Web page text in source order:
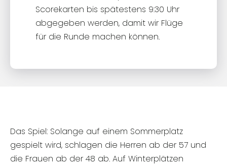
Scorekarten bis spätestens 9:30 Uhr
abgegeben werden, damit wir Flüge
für die Runde machen können.
Das Spiel: Solange auf einem Sommerplatz
gespielt wird, schlagen die Herren ab der 57 und
die Frauen ab der 48 ab. Auf Winterplätzen